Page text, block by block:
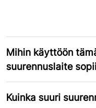
Mihin käyttöön
suurennuslaite
Kuinka suuri